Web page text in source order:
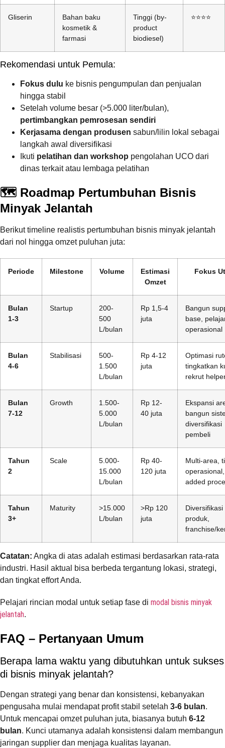
Gliserin
Bahan baku
kosmetik &
farmasi
Tinggi (by-
product
biodiesel)
⭐⭐⭐⭐
Rekomendasi untuk Pemula:
Fokus dulu ke bisnis pengumpulan dan penjualan
hingga stabil
Setelah volume besar (>5.000 liter/bulan),
pertimbangkan pemrosesan sendiri
Kerjasama dengan produsen sabun/lilin lokal sebagai
langkah awal diversifikasi
Ikuti pelatihan dan workshop pengolahan UCO dari
dinas terkait atau lembaga pelatihan
🗺️ Roadmap Pertumbuhan Bisnis
Minyak Jelantah
Berikut timeline realistis pertumbuhan bisnis minyak jelantah
dari nol hingga omzet puluhan juta:
Periode Milestone Volume
Estimasi
Omzet
Fokus
Bulan
1-3
Startup
200-
500
L/bulan
Rp 1,5-4
juta
Bangun
base,
operasional
Bulan
4-6
Stabilisasi
500-
1.500
L/bulan
Rp 4-12
juta
Optimasi
tingkatkan
rekrut
Bulan
7-12
Growth
1.500-
5.000
L/bulan
Rp 12-
40 juta
Ekspansi
bangun
diversifikasi
pembeli
Tahun
2
Scale
5.000-
15.000
L/bulan
Rp 40-
120 juta
Multi-area,
added
Tahun
3+
Maturity
>15.000
L/bulan
>Rp 120
juta
Diversifikasi
produk,
franchise/
Catatan: Angka di atas adalah estimasi berdasarkan rata-rata
industri. Hasil aktual bisa berbeda tergantung lokasi, strategi,
dan tingkat effort Anda.
Pelajari rincian modal untuk setiap fase di modal bisnis minyak
jelantah.
FAQ – Pertanyaan Umum
Berapa lama waktu yang dibutuhkan untuk sukses
di bisnis minyak jelantah?
Dengan strategi yang benar dan konsistensi, kebanyakan
pengusaha mulai mendapat profit stabil setelah 3-6 bulan.
Untuk mencapai omzet puluhan juta, biasanya butuh 6-12
bulan. Kunci utamanya adalah konsistensi dalam membangun
jaringan supplier dan menjaga kualitas layanan.